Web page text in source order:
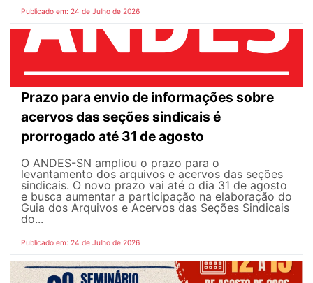
Publicado em: 24 de Julho de 2026
Prazo para envio de informações sobre
acervos das seções sindicais é
prorrogado até 31 de agosto
O ANDES-SN ampliou o prazo para o
levantamento dos arquivos e acervos das seções
sindicais. O novo prazo vai até o dia 31 de agosto
e busca aumentar a participação na elaboração do
Guia dos Arquivos e Acervos das Seções Sindicais
do...
Publicado em: 24 de Julho de 2026